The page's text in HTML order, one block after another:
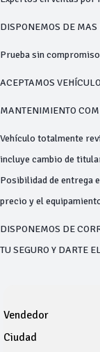
DISPONEMOS DE
Prueba sin
ACEPTAMOS
MANTENIMIENTO
Vehículo totalmente
incluye cambio de
Posibilidad de entrega
precio y el
DISPONEMOS DE
TU SEGURO Y DARTE
Vendedor
Ciudad